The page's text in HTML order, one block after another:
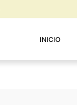
INICIO